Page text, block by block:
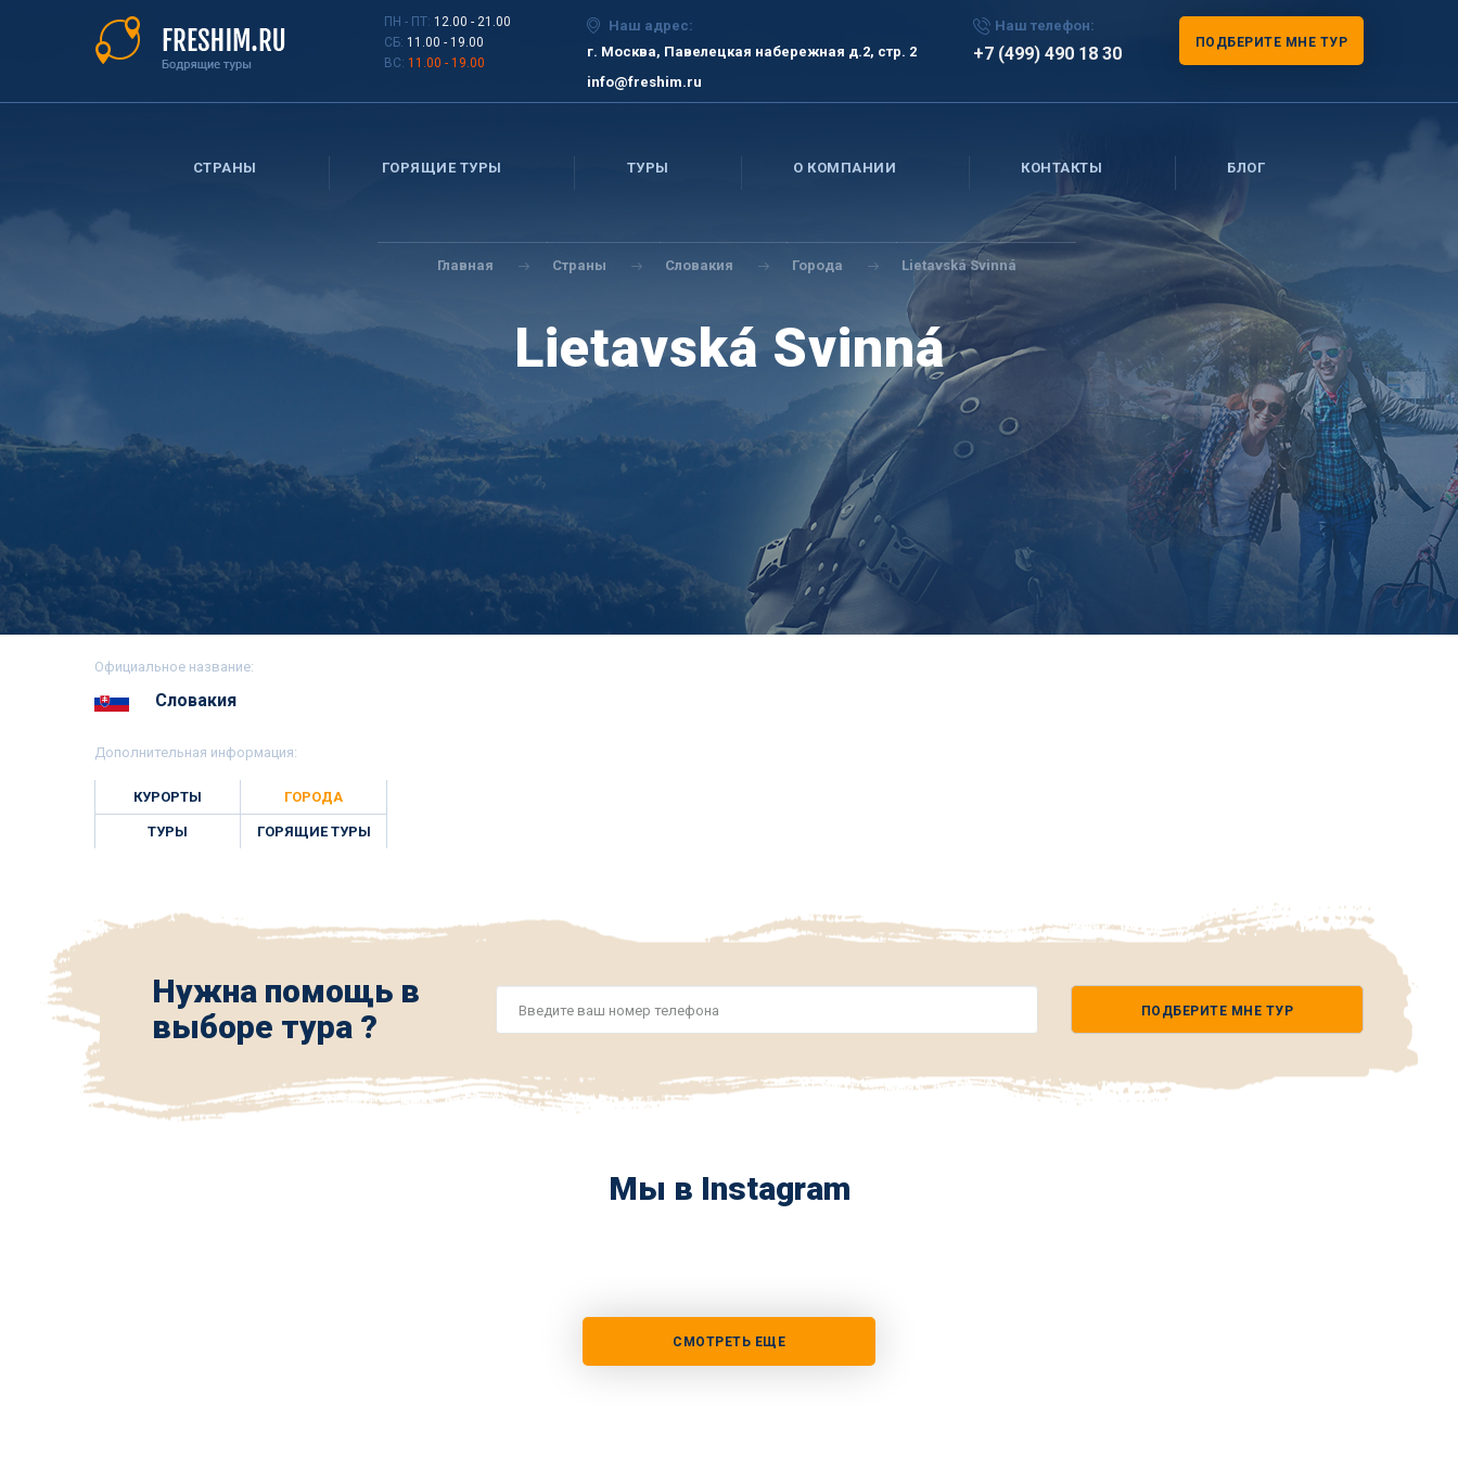
ПН - ПТ: 12.00 - 21.00
СБ: 11.00 - 19.00
ВС: 11.00 - 19.00
Наш адрес:
г. Москва, Павелецкая набережная д.2, стр. 2
info@freshim.ru
Наш телефон:
+7 (499) 490 18 30
ПОДБЕРИТЕ МНЕ ТУР
СТРАНЫ ГОРЯЩИЕ ТУРЫ ТУРЫ О КОМПАНИИ КОНТАКТЫ БЛОГ
Вы
здесь
Главная Страны Словакия Города Lietavská Svinná
Lietavská Svinná
Официальное название:
Словакия
Дополнительная информация:
КУРОРТЫ ГОРОДА
ТУРЫ ГОРЯЩИЕ ТУРЫ
Нужна помощь в
выборе тура ?
*
ПОДБЕРИТЕ МНЕ ТУР
Мы в Instagram
СМОТРЕТЬ ЕЩЕ